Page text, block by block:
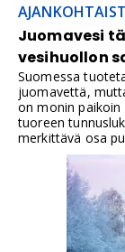
Juomavesi
vesihuollon
Suomessa
juomavettä,
on monin paikoin
tuoreen
merkittävä osa
verkostoon ja
mikä lisää